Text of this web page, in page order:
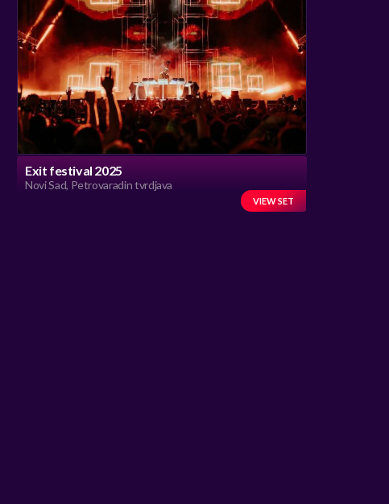
Exit festival 2025
Novi Sad, Petrovaradin tvrdjava
VIEW SET